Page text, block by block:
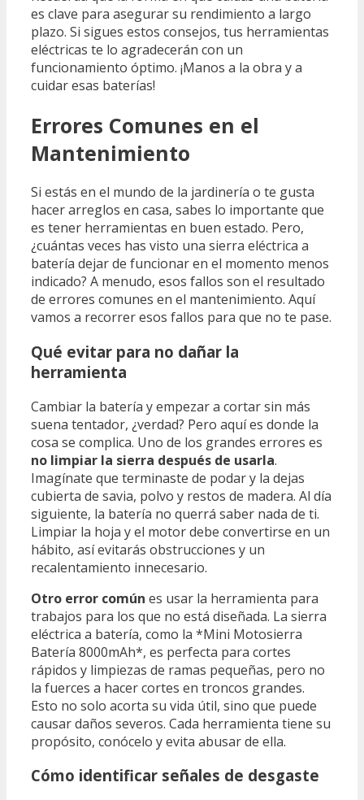
es clave para asegurar su rendimiento a largo
plazo. Si sigues estos consejos, tus herramientas
eléctricas te lo agradecerán con un
funcionamiento óptimo. ¡Manos a la obra y a
cuidar esas baterías!
Errores Comunes en el
Mantenimiento
Si estás en el mundo de la jardinería o te gusta
hacer arreglos en casa, sabes lo importante que
es tener herramientas en buen estado. Pero,
¿cuántas veces has visto una sierra eléctrica a
batería dejar de funcionar en el momento menos
indicado? A menudo, esos fallos son el resultado
de errores comunes en el mantenimiento. Aquí
vamos a recorrer esos fallos para que no te pase.
Qué evitar para no dañar la
herramienta
Cambiar la batería y empezar a cortar sin más
suena tentador, ¿verdad? Pero aquí es donde la
cosa se complica. Uno de los grandes errores es
no limpiar la sierra después de usarla.
Imagínate que terminaste de podar y la dejas
cubierta de savia, polvo y restos de madera. Al día
siguiente, la batería no querrá saber nada de ti.
Limpiar la hoja y el motor debe convertirse en un
hábito, así evitarás obstrucciones y un
recalentamiento innecesario.
Otro error común es usar la herramienta para
trabajos para los que no está diseñada. La sierra
eléctrica a batería, como la *Mini Motosierra
Batería 8000mAh*, es perfecta para cortes
rápidos y limpiezas de ramas pequeñas, pero no
la fuerces a hacer cortes en troncos grandes.
Esto no solo acorta su vida útil, sino que puede
causar daños severos. Cada herramienta tiene su
propósito, conócelo y evita abusar de ella.
Cómo identificar señales de desgaste